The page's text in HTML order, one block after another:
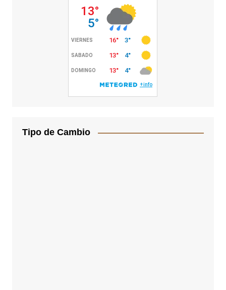
Tipo de Cambio